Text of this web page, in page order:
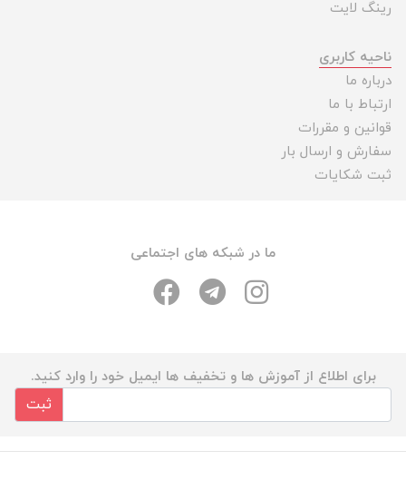
رینگ لایت
ناحیه کاربری
درباره ما
ارتباط با ما
قوانین و مقررات
سفارش و ارسال بار
ثبت شکایات
ما در شبکه های اجتماعی
برای اطلاع از آموزش ها و تخفیف ها ایمیل خود را وارد کنید.
ثبت